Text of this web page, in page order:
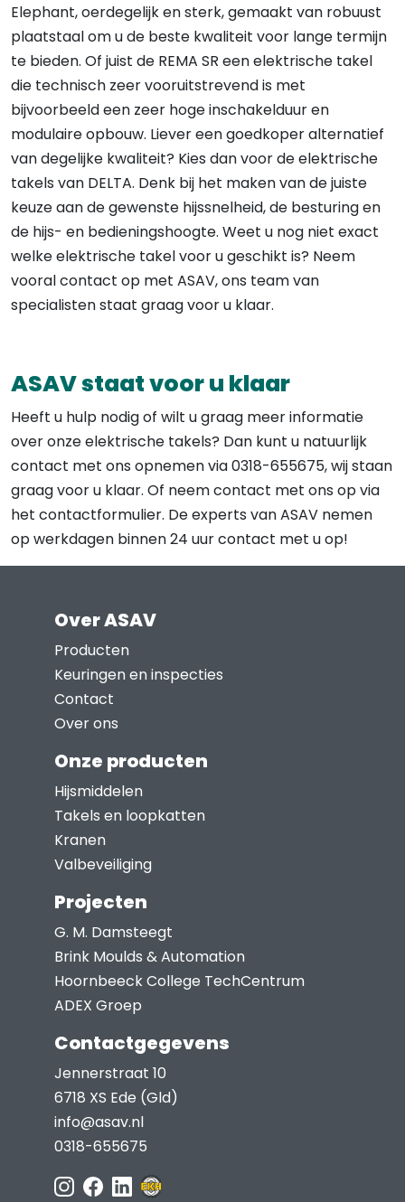
Elephant, oerdegelijk en sterk, gemaakt van robuust
plaatstaal om u de beste kwaliteit voor lange termijn
te bieden. Of juist de REMA SR een elektrische takel
die technisch zeer vooruitstrevend is met
bijvoorbeeld een zeer hoge inschakelduur en
modulaire opbouw. Liever een goedkoper alternatief
van degelijke kwaliteit? Kies dan voor de elektrische
takels van DELTA. Denk bij het maken van de juiste
keuze aan de gewenste hijssnelheid, de besturing en
de hijs- en bedieningshoogte. Weet u nog niet exact
welke elektrische takel voor u geschikt is? Neem
vooral contact op met ASAV, ons team van
specialisten staat graag voor u klaar.
ASAV staat voor u klaar
Heeft u hulp nodig of wilt u graag meer informatie
over onze elektrische takels? Dan kunt u natuurlijk
contact met ons opnemen via 0318-655675, wij staan
graag voor u klaar. Of neem contact met ons op via
het contactformulier. De experts van ASAV nemen
op werkdagen binnen 24 uur contact met u op!
Over ASAV
Producten
Keuringen en inspecties
Contact
Over ons
Onze producten
Hijsmiddelen
Takels en loopkatten
Kranen
Valbeveiliging
Projecten
G. M. Damsteegt
Brink Moulds & Automation
Hoornbeeck College TechCentrum
ADEX Groep
Contactgegevens
Jennerstraat 10
6718 XS Ede (Gld)
info@asav.nl
0318-655675